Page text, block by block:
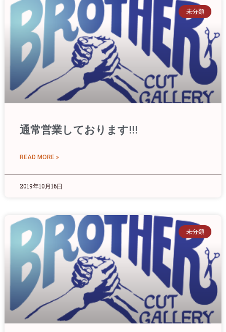
未分類
通常営業しております!!!
READ MORE »
2019年10月16日
未分類